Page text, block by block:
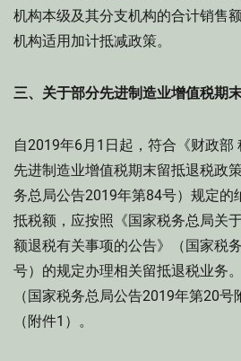
机构本级及其分支机构的合计销售
机构适用加计抵减政策。
三、关于部分先进制造业增值税期
自2019年6月1日起，符合《财政部
先进制造业增值税期末留抵退税政
务总局公告2019年第84号）规定的
抵税额，应按照《国家税务总局关
额退税有关事项的公告》（国家税
号）的规定办理相关留抵退税业务
（国家税务总局公告2019年第20
（附件1）。